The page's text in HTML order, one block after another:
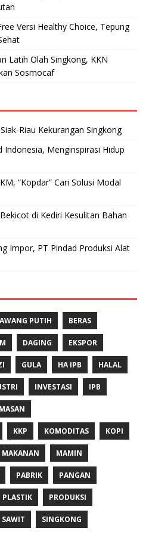
Versi Healthy Choice, Tepung
Latih Olah Singkong, KKN
Sosmocaf
Riau Kekurangan Singkong
Menginspirasi Hidup
“Kopdar” Cari Solusi Modal
di Kediri Kesulitan Bahan
Impor, PT Pindad Produksi Alat
PUTIH BERAS
DAGING EKSPOR
GULA HA IPB HALAL
INVESTASI IPB
KKP KOMODITAS KOPI
MAKANAN MAMIN
PABRIK PANGAN
PLASTIK PRODUKSI
SAWIT SINGKONG